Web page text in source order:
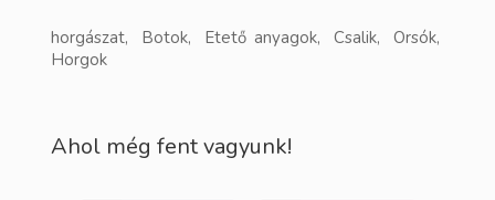
horgászat, Botok, Etető anyagok, Csalik, Orsók,
Horgok
Ahol még fent vagyunk!